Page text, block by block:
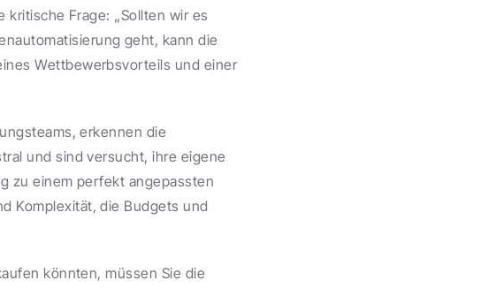
Frage: „Sollten wir es
geht, kann die
Wettbewerbsvorteils und einer
erkennen die
und sind versucht, ihre eigene
zu einem perfekt angepassten
Komplexität, die Budgets und
könnten, müssen Sie die